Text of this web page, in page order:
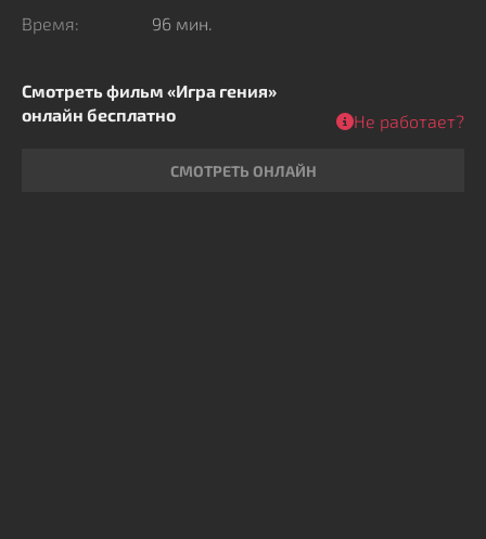
Время:
96 мин.
Смотреть фильм «Игра гения»
онлайн бесплатно
СМОТРЕТЬ ОНЛАЙН
Не работает?